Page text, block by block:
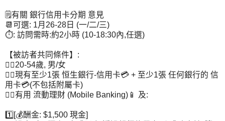
🗒️有關 銀行信用卡分期 意見
📆可選: 1月26-28日 (一/二/三)
⏱️: 訪問需時:約2小時 (10-18:30內,任選)
【被訪者共同條件】:
👉🏻20-54歲, 男/女
👉🏻現有至少1張 恒生銀行-信用卡💳 + 至少1張 任何銀行的 信
用卡💳(不包括附屬卡)
👉🏻有用 流動理財 (Mobile Banking)📱 及:
1️⃣[💰酬金: $1,500 現金]